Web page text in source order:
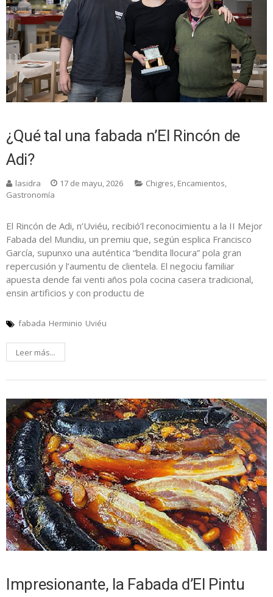
¿Qué tal una fabada n’El Rincón de
Adi?
lasidra 17 de mayu, 2026 Chigres, Encamientos,
Gastronomía
El Rincón de Adi, n’Uviéu, recibió’l reconocimientu a la II Mejor
Fabada del Mundiu, un premiu que, según esplica Francisco
García, supunxo una auténtica “bendita llocura” pola gran
repercusión y l’aumentu de clientela. El negociu familiar
apuesta dende fai venti años pola cocina casera tradicional,
ensin artificios y con productu de
fabada Herminio Uviéu
Leer más...
Impresionante, la Fabada d’El Pintu